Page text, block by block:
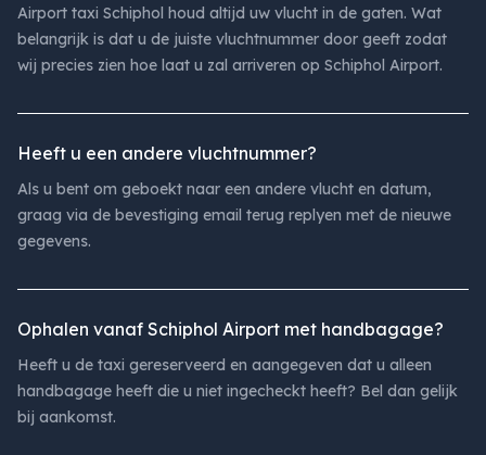
Airport taxi Schiphol houd altijd uw vlucht in de gaten. Wat
belangrijk is dat u de juiste vluchtnummer door geeft zodat
wij precies zien hoe laat u zal arriveren op Schiphol Airport.
Heeft u een andere vluchtnummer?
Als u bent om geboekt naar een andere vlucht en datum,
graag via de bevestiging email terug replyen met de nieuwe
gegevens.
Ophalen vanaf Schiphol Airport met handbagage?
Heeft u de taxi gereserveerd en aangegeven dat u alleen
handbagage heeft die u niet ingecheckt heeft? Bel dan gelijk
bij aankomst.